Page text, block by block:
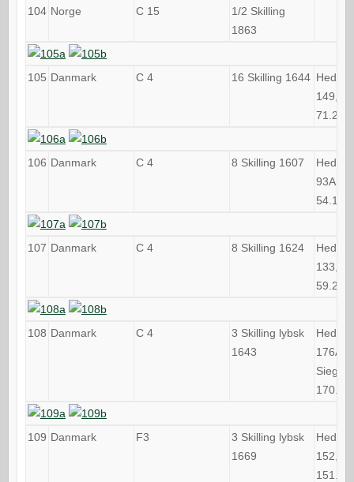
104 Norge C 15
1/2 Skilling
1863
105 Danmark C 4 16 Skilling 1644 Hede
149,
71.2
106 Danmark C 4 8 Skilling 1607
Hede
93A,
54.1
107 Danmark C 4 8 Skilling 1624
Hede
133,
59.2
108 Danmark C 4
3 Skilling lybsk
1643
Hede
176A,
Sieg
170.2
109 Danmark F3
3 Skilling lybsk
1669
Hede
152,
151.2